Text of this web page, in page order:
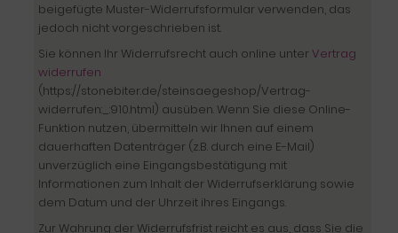
beigefügte Muster-Widerrufsformular verwenden, das
jedoch nicht vorgeschrieben ist.
Sie können Ihr Widerrufsrecht auch online unter Vertrag
widerrufen
(https://stonebiter.de/steinsaegeshop/Vertrag-
widerrufen:_:910.html) ausüben. Wenn Sie diese Online-
Funktion nutzen, übermitteln wir Ihnen auf einem
dauerhaften Datenträger (z.B. durch eine E-Mail)
unverzüglich eine Eingangsbestätigung mit
Informationen zum Inhalt der Widerrufserklärung sowie
dem Datum und der Uhrzeit ihres Eingangs.
Zur Wahrung der Widerrufsfrist reicht es aus, dass Sie die